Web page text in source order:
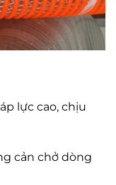
lực cao, chịu
cản chở dòng